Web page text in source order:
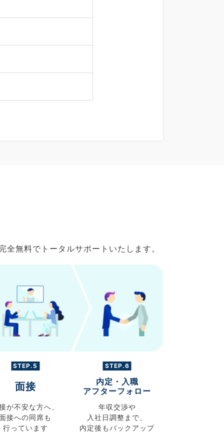
無料でトータルサポートいたします。
STEP.5
面接
が不安な方へ、
接への同席も
行っています
STEP.6
内定・入職
アフターフォロー
年収交渉や
入社日調整まで、
内定後もバックアップ